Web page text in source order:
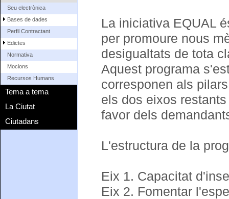
Seu electrònica
Bases de dades
Perfil Contractant
Edictes
Normativa
Mocions
Recursos Humans
Tema a tema
La Ciutat
Ciutadans
La iniciativa EQUAL
per promoure nous
desigualtats de tota
Aquest programa
corresponen als
els dos eixos
favor dels
L'estructura de la
Eix 1. Capacitat
Eix 2. Fomentar